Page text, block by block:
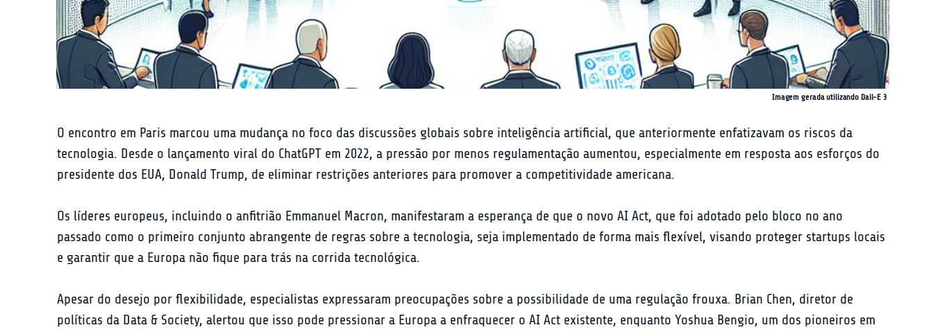
Imagem gerada utilizando Dall-E 3
O encontro em Paris marcou uma mudança no foco das discussões globais sobre inteligência artificial, que anteriormente enfatizavam os riscos da
tecnologia. Desde o lançamento viral do ChatGPT em 2022, a pressão por menos regulamentação aumentou, especialmente em resposta aos esforços do
presidente dos EUA, Donald Trump, de eliminar restrições anteriores para promover a competitividade americana.
Os líderes europeus, incluindo o anfitrião Emmanuel Macron, manifestaram a esperança de que o novo AI Act, que foi adotado pelo bloco no ano
passado como o primeiro conjunto abrangente de regras sobre a tecnologia, seja implementado de forma mais flexível, visando proteger startups locais
e garantir que a Europa não fique para trás na corrida tecnológica.
Apesar do desejo por flexibilidade, especialistas expressaram preocupações sobre a possibilidade de uma regulação frouxa. Brian Chen, diretor de
políticas da Data & Society, alertou que isso pode pressionar a Europa a enfraquecer o AI Act existente, enquanto Yoshua Bengio, um dos pioneiros em